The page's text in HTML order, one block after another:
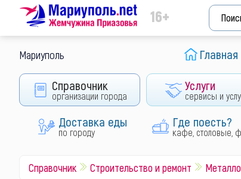
16+
Мариуполь Главная
Справочник
организации города
Услуги
сервисы и
Доставка еды
по городу
Где поесть?
кафе, столовые,
Справочник Строительство и ремонт